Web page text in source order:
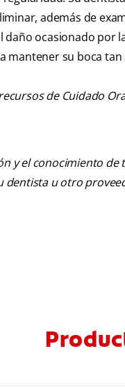
además de
ocasionado por
mantener su boca
de Cuidado
y el conocimiento
u otro